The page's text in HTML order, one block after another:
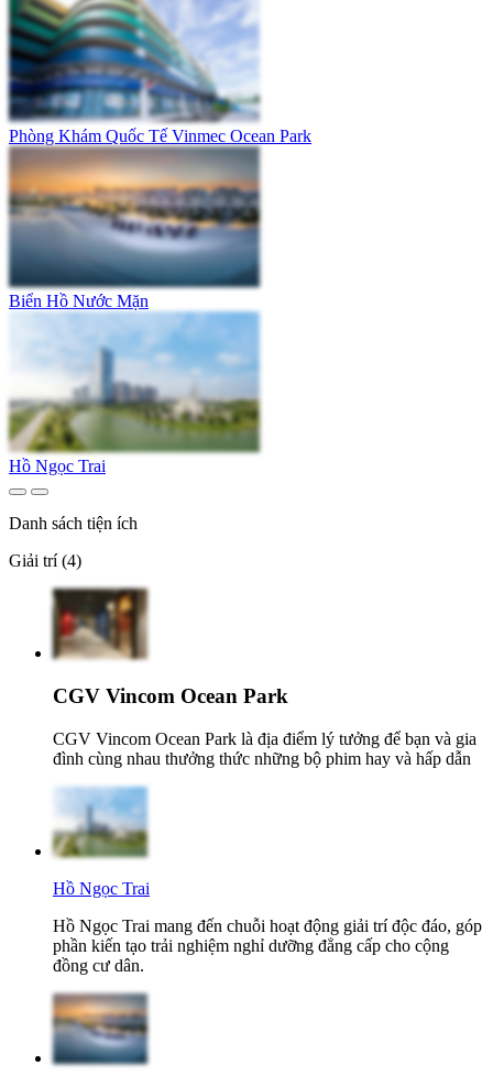
Phòng Khám Quốc Tế Vinmec Ocean Park
Biển Hồ Nước Mặn
Hồ Ngọc Trai
Danh sách tiện ích
Giải trí (4)
CGV Vincom Ocean Park
CGV Vincom Ocean Park là địa điểm lý tưởng để bạn và gia
đình cùng nhau thưởng thức những bộ phim hay và hấp dẫn
Hồ Ngọc Trai
Hồ Ngọc Trai mang đến chuỗi hoạt động giải trí độc đáo, góp
phần kiến tạo trải nghiệm nghỉ dưỡng đẳng cấp cho cộng
đồng cư dân.